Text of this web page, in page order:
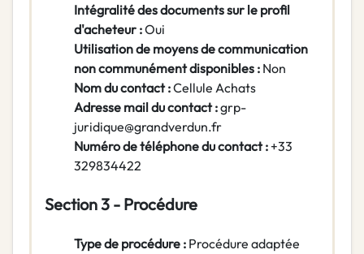
Intégralité des documents sur le profil
d'acheteur :Oui
Utilisation de moyens de communication
non communément disponibles : Non
Nom du contact :Cellule Achats
Adresse mail du contact :grp-
juridique@grandverdun.fr
Numéro de téléphone du contact : +33
329834422
Section 3 - Procédure
Type de procédure : Procédure adaptée